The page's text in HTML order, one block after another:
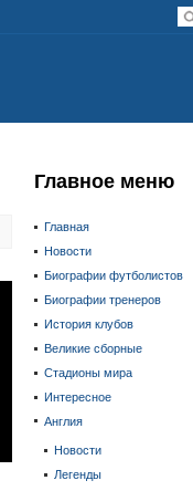
Главное меню
Главная
Новости
Биографии футболистов
Биографии тренеров
История клубов
Великие сборные
Стадионы мира
Интересное
Англия
Новости
Легенды